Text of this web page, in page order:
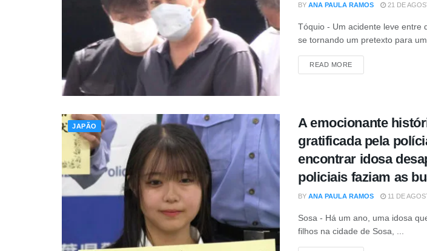
BY ANA PAULA RAMOS 21 DE
Tóquio - Um acidente leve entre
se tornando um pretexto para um
READ MOREDETAILS
JAPÃO
A emocionante
gratificada pela
encontrar idosa
policiais faziam as
BY ANA PAULA RAMOS 11 DE
Sosa - Há um ano, uma idosa
filhos na cidade de Sosa, ...